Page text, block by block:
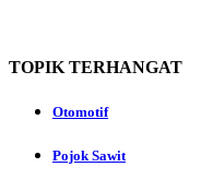
TOPIK TERHANGAT
Otomotif
Pojok Sawit